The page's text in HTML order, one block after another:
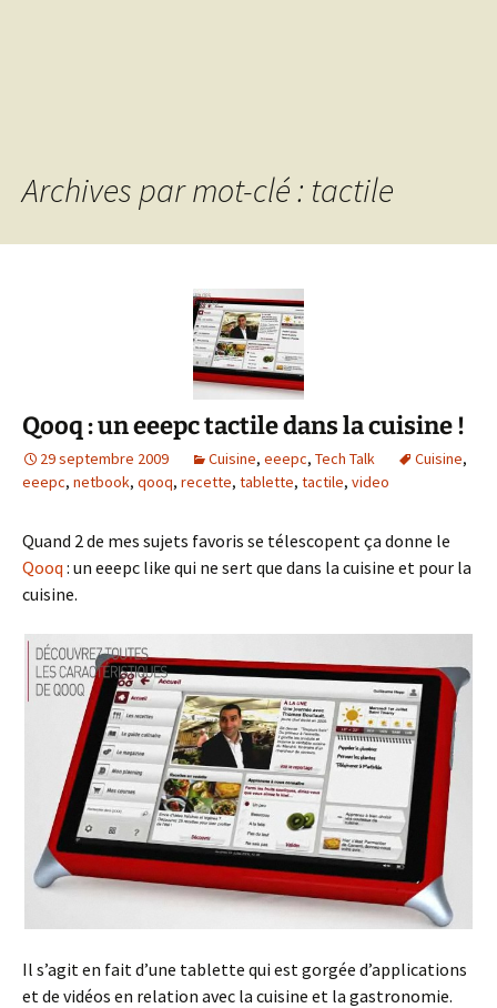
Archives par mot-clé : tactile
Qooq : un eeepc tactile dans la cuisine !
29 septembre 2009 Cuisine, eeepc, Tech Talk Cuisine,
eeepc, netbook, qooq, recette, tablette, tactile, video
Quand 2 de mes sujets favoris se télescopent ça donne le
Qooq : un eeepc like qui ne sert que dans la cuisine et pour la
cuisine.
Il s’agit en fait d’une tablette qui est gorgée d’applications
et de vidéos en relation avec la cuisine et la gastronomie.